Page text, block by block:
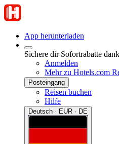
App herunterladen
Sichere dir Sofortrabatte
Anmelden
Mehr zu Hotels.com
Posteingang
Reisen buchen
Hilfe
Deutsch · EUR · DE